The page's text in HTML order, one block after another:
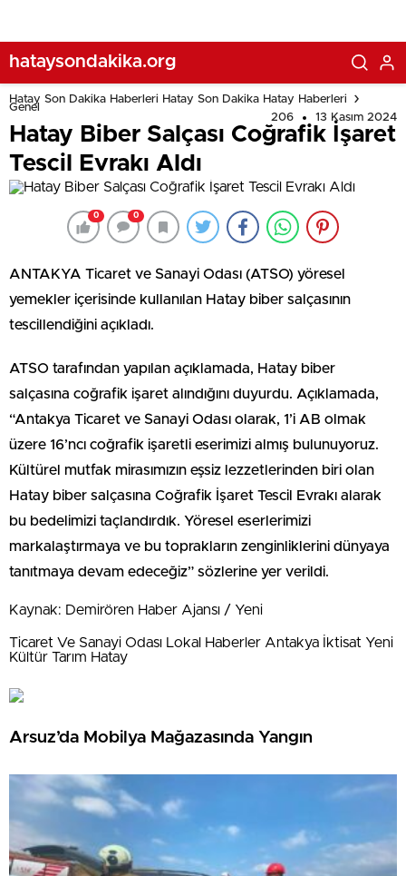
hataysondakika.org
Hatay Son Dakika Haberleri Hatay Son Dakika Hatay Haberleri
Genel
206
13 Kasım 2024
Hatay Biber Salçası Coğrafik İşaret
Tescil Evrakı Aldı
0 0
ANTAKYA Ticaret ve Sanayi Odası (ATSO) yöresel
yemekler içerisinde kullanılan Hatay biber salçasının
tescillendiğini açıkladı.
ATSO tarafından yapılan açıklamada, Hatay biber
salçasına coğrafik işaret alındığını duyurdu. Açıklamada,
“Antakya Ticaret ve Sanayi Odası olarak, 1’i AB olmak
üzere 16’ncı coğrafik işaretli eserimizi almış bulunuyoruz.
Kültürel mutfak mirasımızın eşsiz lezzetlerinden biri olan
Hatay biber salçasına Coğrafik İşaret Tescil Evrakı alarak
bu bedelimizi taçlandırdık. Yöresel eserlerimizi
markalaştırmaya ve bu toprakların zenginliklerini dünyaya
tanıtmaya devam edeceğiz” sözlerine yer verildi.
Kaynak: Demirören Haber Ajansı / Yeni
Ticaret Ve Sanayi Odası Lokal Haberler Antakya İktisat Yeni
Kültür Tarım Hatay
Arsuz’da Mobilya Mağazasında Yangın